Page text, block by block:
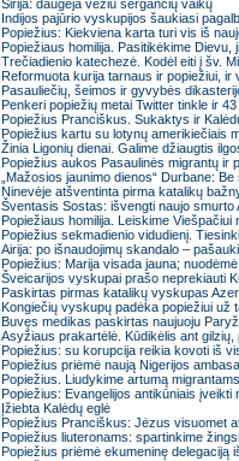
Sirija: daugėja vėžiu sergančių vaikų
Indijos pajūrio vyskupijos šaukiasi
Popiežius: Kiekviena karta turi vis iš
Popiežiaus homilija. Pasitikėkime
Trečiadienio katechezė. Kodėl eiti į šv.
Reformuota kurija tarnaus ir popiežiui, ir
Pasauliečių, šeimos ir gyvybės
Penkeri popiežių metai Twitter tinkle ir
Popiežius Pranciškus. Sukaktys ir
Popiežius kartu su lotynų amerikiečiais
Žinia Ligonių dienai. Galime džiaugtis
Popiežius aukos Pasaulinės migrantų ir
„Mažosios jaunimo dienos“ Durbane:
Ninevėje atšventinta pirma katalikų
Šventasis Sostas: išvengti naujo smurto
Popiežiaus homilija. Leiskime Viešpačiui
Popiežius sekmadienio vidudienį.
Airija: po išnaudojimų skandalo –
Popiežius: Marija visada jauna;
Šveicarijos vyskupai prašo neprekiauti
Paskirtas pirmas katalikų vyskupas
Kongiečių vyskupų padėka popiežiui už
Buvęs medikas paskirtas naujuoju
Asyžiaus prakartėlė. Kūdikėlis ant
Popiežius: su korupcija reikia kovoti iš
Popiežius priėmė naują Nigerijos
Popiežius. Liudykime artumą migrantams
Popiežius: Evangelijos antikūniais įveikti
Įžiebta Kalėdų eglė
Popiežius Pranciškus: Jėzus visuomet
Popiežius liuteronams: spartinkime
Popiežius priėmė ekumeninę delegaciją